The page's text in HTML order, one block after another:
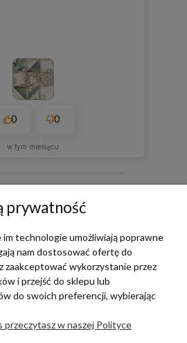
0 0
w tym miesiącu
TERRADECO
WIEDZY
I DOSTAWA
prywatność
technologie umożliwiają poprawne
nam dostosować ofertę do
zaakceptować wykorzystanie przez
i przejść do sklepu lub
do swoich preferencji, wybierając
przeczytasz w naszej Polityce